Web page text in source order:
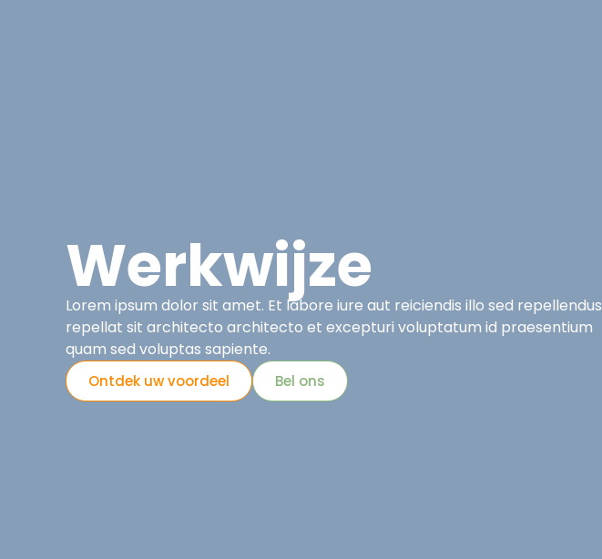
Werkwijze
Lorem ipsum dolor sit amet. Et labore iure aut reiciendis illo sed repellendus
repellat sit architecto architecto et excepturi voluptatum id praesentium
quam sed voluptas sapiente.
Ontdek uw voordeel Bel ons